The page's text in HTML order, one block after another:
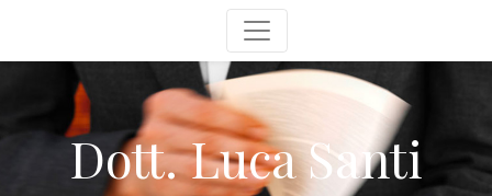
Dott. Luca Santi